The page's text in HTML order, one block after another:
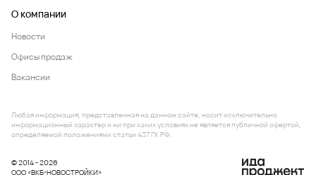
О компании
Новости
Офисы продаж
Вакансии
© 2014 - 2026
ООО «ВКБ-НОВОСТРОЙКИ»
Любая информация, представленная на данном сайте, носит исключительно
информационный характер и ни при каких условиях не является публичной офертой,
определяемой положениями статьи 437 ГК РФ.